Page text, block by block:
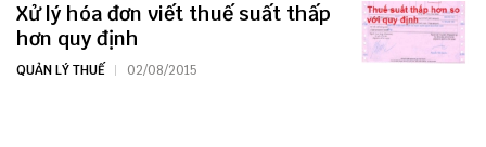
Xử lý hóa đơn viết thuế suất thấp
hơn quy định
QUẢN LÝ THUẾ 02/08/2015